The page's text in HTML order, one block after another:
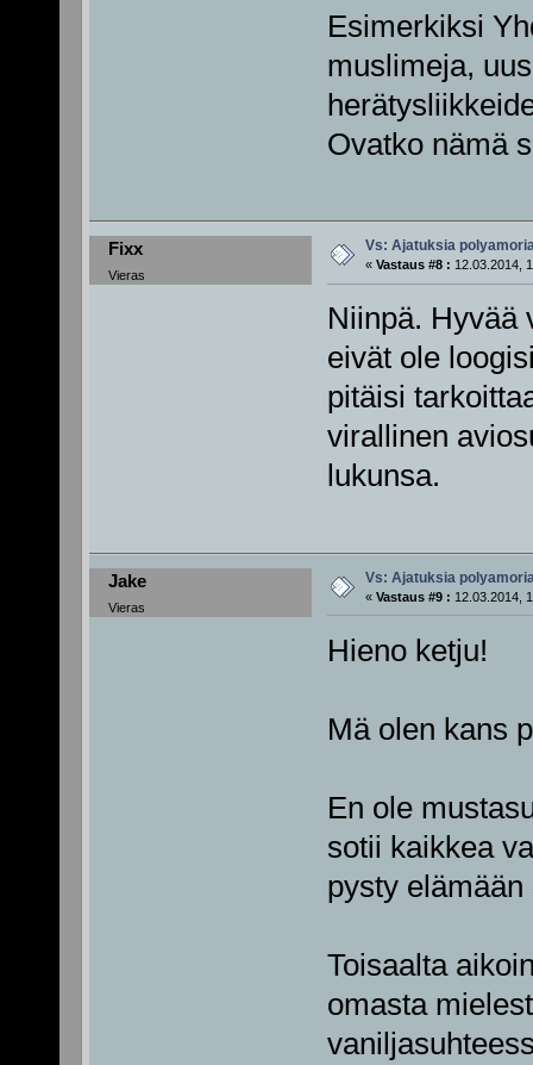
Esimerkiksi
muslimeja,
Ovatko nämä
Fixx
Vieras
Vs: Ajatuksia
« Vastaus #8 : 12.03.2014,
Niinpä. Hyvää
eivät ole
pitäisi
virallinen
lukunsa.
Jake
Vieras
Vs: Ajatuksia
« Vastaus #9 : 12.03.2014,
Hieno ketju!
Mä olen kans
En ole
sotii kaikkea
pysty
Toisaalta
omasta